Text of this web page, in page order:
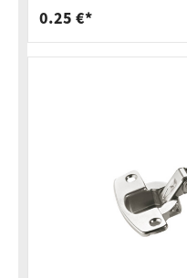
0.25 €*